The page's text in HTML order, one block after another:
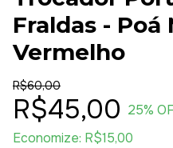
Fraldas - Poá
Vermelho
R$60,00
R$45,00 25%
Economize: R$15,00